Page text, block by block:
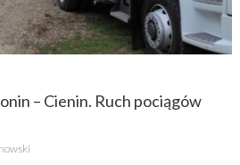
– Cienin. Ruch pociągów